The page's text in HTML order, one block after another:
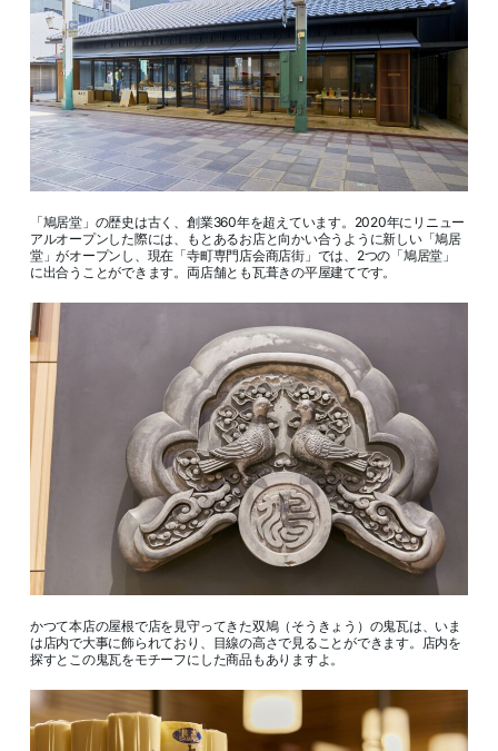
「鳩居堂」の歴史は古く、創業360年を超えています。2020年にリニュー
アルオープンした際には、もとあるお店と向かい合うように新しい「鳩居
堂」がオープンし、現在「寺町専門店会商店街」では、2つの「鳩居堂」
に出合うことができます。両店舗とも瓦葺きの平屋建てです。
かつて本店の屋根で店を見守ってきた双鳩（そうきょう）の鬼瓦は、いま
は店内で大事に飾られており、目線の高さで見ることができます。店内を
探すとこの鬼瓦をモチーフにした商品もありますよ。